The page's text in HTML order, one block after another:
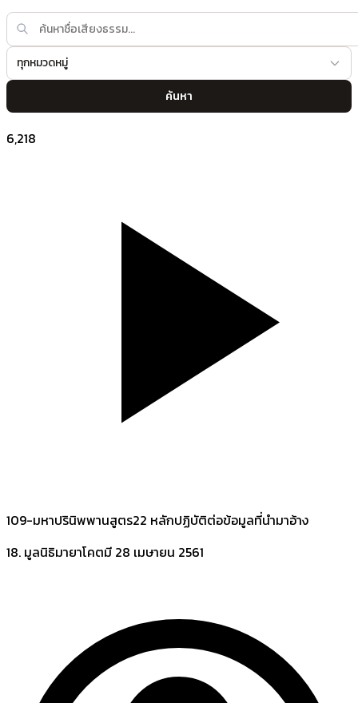
ทุกหมวดหมู่
ค้นหา
6,218
109-มหาปรินิพพานสูตร22 หลักปฏิบัติต่อข้อมูลที่นำมาอ้าง
18. มูลนิธิมายาโคตมี 28 เมษายน 2561